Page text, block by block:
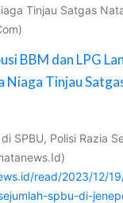
Tinjau Satgas
BBM dan LPG
Niaga Tinjau
SPBU, Polisi Razia
read/2023/12/
spbu-di-